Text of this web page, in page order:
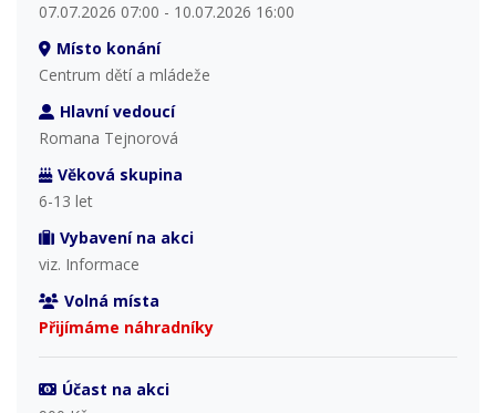
07.07.2026 07:00 - 10.07.2026 16:00
Místo konání
Centrum dětí a mládeže
Hlavní vedoucí
Romana Tejnorová
Věková skupina
6-13 let
Vybavení na akci
viz. Informace
Volná místa
Přijímáme náhradníky
Účast na akci